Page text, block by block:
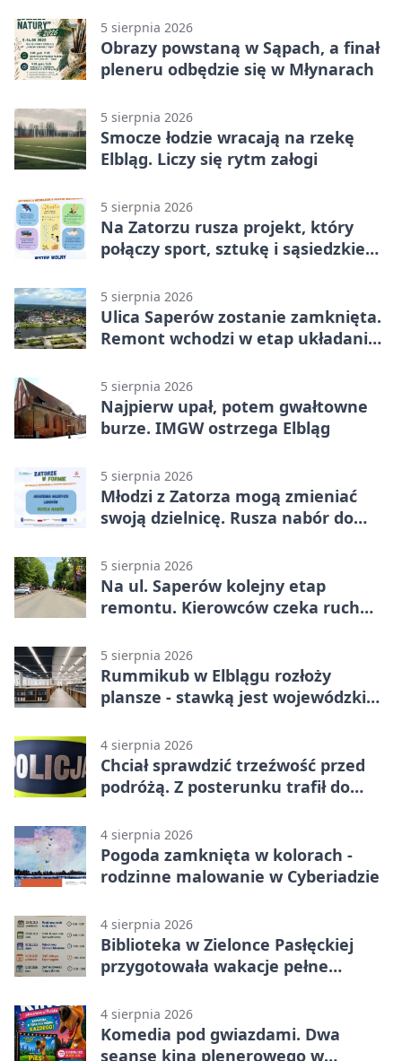
5 sierpnia 2026
Obrazy powstaną w Sąpach, a finał
pleneru odbędzie się w Młynarach
5 sierpnia 2026
Smocze łodzie wracają na rzekę
Elbląg. Liczy się rytm załogi
5 sierpnia 2026
Na Zatorzu rusza projekt, który
połączy sport, sztukę i sąsiedzkie
5 sierpnia 2026
Ulica Saperów zostanie zamknięta.
Remont wchodzi w etap układania
5 sierpnia 2026
Najpierw upał, potem gwałtowne
burze. IMGW ostrzega Elbląg
5 sierpnia 2026
Młodzi z Zatorza mogą zmieniać
swoją dzielnicę. Rusza nabór do
5 sierpnia 2026
Na ul. Saperów kolejny etap
remontu. Kierowców czeka ruch
5 sierpnia 2026
Rummikub w Elblągu rozłoży
plansze - stawką jest wojewódzki
4 sierpnia 2026
Chciał sprawdzić trzeźwość przed
podróżą. Z posterunku trafił do
4 sierpnia 2026
Pogoda zamknięta w kolorach -
rodzinne malowanie w Cyberiadzie
4 sierpnia 2026
Biblioteka w Zielonce Pasłęckiej
przygotowała wakacje pełne
4 sierpnia 2026
Komedia pod gwiazdami. Dwa
seanse kina plenerowego w